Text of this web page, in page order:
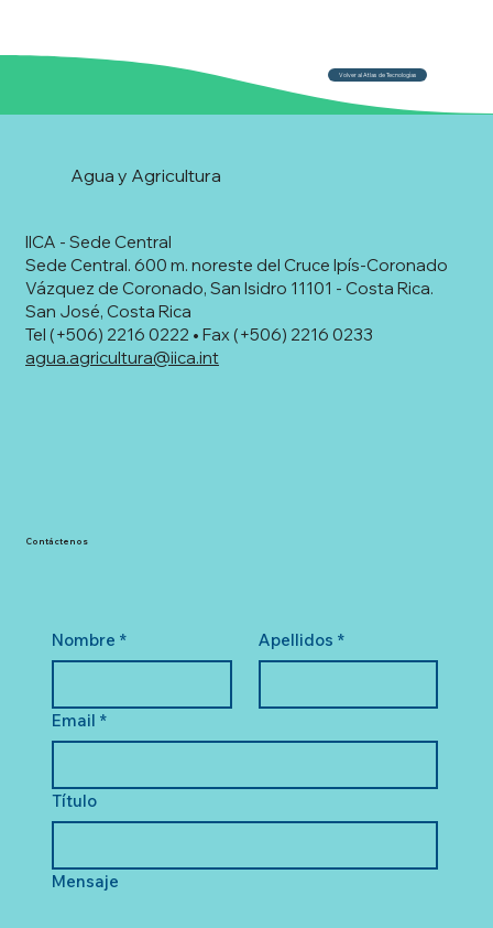
Volver al Atlas de Tecnologías
IICA - Sede Central
Sede Central. 600 m. noreste del Cruce Ipís-Coronado
Vázquez de Coronado, San Isidro 11101 - Costa Rica.
San José, Costa Rica
Tel (+506) 2216 0222 • Fax (+506) 2216 0233
agua.agricultura@iica.int
Agua y Agricultura
Nombre * Apellidos *
Email *
Título
Mensaje
Contáctenos